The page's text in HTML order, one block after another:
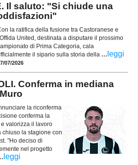
Il saluto: "Si chiude una
la ratifica della fusione tra Castoranese e
United, destinata a disputare il prossimo
di Prima Categoria, cala
il sipario sulla storia della ... leggi
07/2026
Conferma in mediana
la riconferma
conferma la
valorizza il lavoro
chiuso la stagione con
"Ho deciso di
nel progetto
leggi